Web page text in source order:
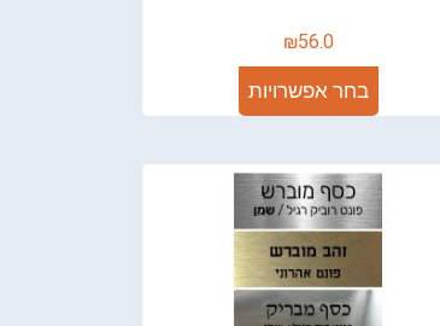
₪56.0
בחר אפשרויות